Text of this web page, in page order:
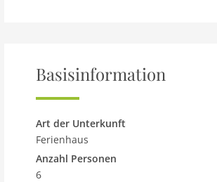
Voda, mit herrlichen Kieselstränden.
Basisinformation
Art der Unterkunft
Ferienhaus
Anzahl Personen
6